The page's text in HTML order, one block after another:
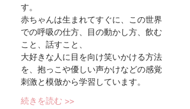
す。
赤ちゃんは生まれてすぐに、この世界
での呼吸の仕方、目の動かし方、飲む
こと、話すこと、
大好きな人に目を向け笑いかける方法
を、抱っこや優しい声かけなどの感覚
刺激と模倣から学習しています。
続きを読む >>